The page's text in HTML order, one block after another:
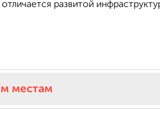
развитой
местам